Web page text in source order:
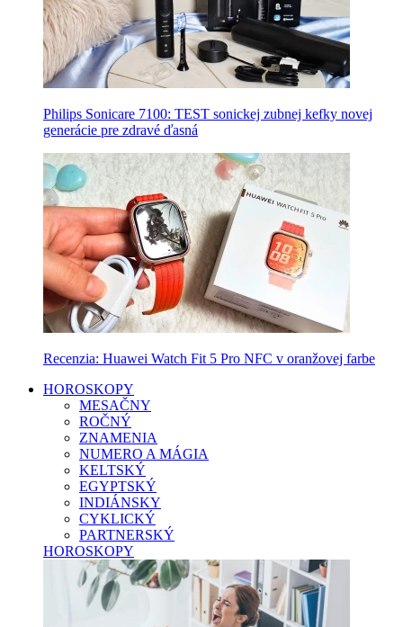
Philips Sonicare 7100: TEST sonickej zubnej kefky novej
generácie pre zdravé ďasná
Recenzia: Huawei Watch Fit 5 Pro NFC v oranžovej farbe
HOROSKOPY
MESAČNY
ROČNÝ
ZNAMENIA
NUMERO A MÁGIA
KELTSKÝ
EGYPTSKÝ
INDIÁNSKY
CYKLICKÝ
PARTNERSKÝ
HOROSKOPY